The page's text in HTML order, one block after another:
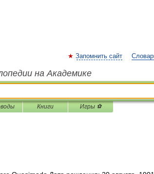
Запомнить сайт
на Академике
Книги Игры ⚽